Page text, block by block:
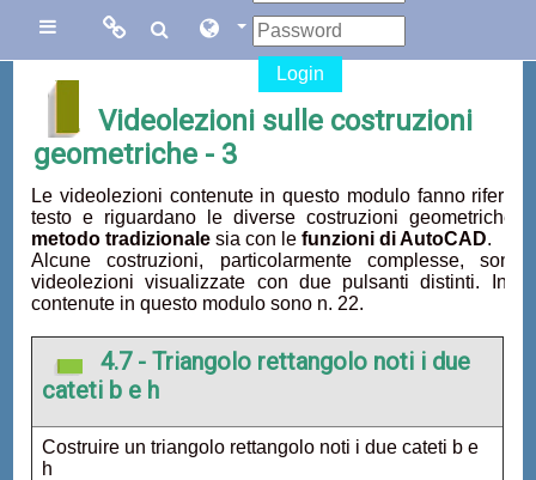
Links
Menu
Sito di Corsi in
Rete
Sito dei corsi
AutoCAD
Links
collegati
Facebook
Blog Gasparini
Login
Videolezioni sulle costruzioni
geometriche - 3
Le videolezioni contenute in questo modulo fanno
testo e riguardano le diverse costruzioni geometriche
metodo tradizionale sia con lefunzioni di AutoCAD.
Alcune costruzioni, particolarmente complesse,
videolezioni visualizzate con due pulsanti distinti. In
contenute in questo modulo sono n. 22.
4.7 - Triangolo rettangolo noti i due
cateti b e h
Costruire un triangolo rettangolo noti i due cateti b e
h